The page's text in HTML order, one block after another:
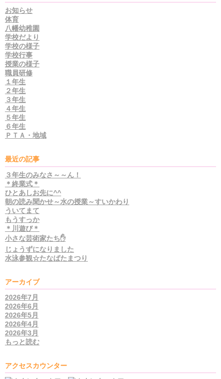
お知らせ
体育
八幡幼稚園
学校だより
学校の様子
学校行事
授業の様子
職員研修
１年生
２年生
３年生
４年生
５年生
６年生
ＰＴＡ・地域
最近の記事
３年生のみなさ～～ん！
＊終業式＊
ひとあしお先に^^
朝の読み聞かせ～水の授業～すいかわり
ういてまて
もうすっか
＊川遊び＊
小さな芸術家たち✋
じょうずになりました
水泳参観☆たなばたまつり
アーカイブ
2026年7月
2026年6月
2026年5月
2026年4月
2026年3月
もっと読む
アクセスカウンター